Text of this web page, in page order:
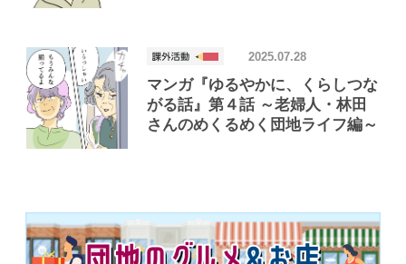
マンガ『ゆるやかに、くらしつな
がる話』第４話 ～老婦人・林田
さんのめくるめく団地ライフ編～
2025.07.28